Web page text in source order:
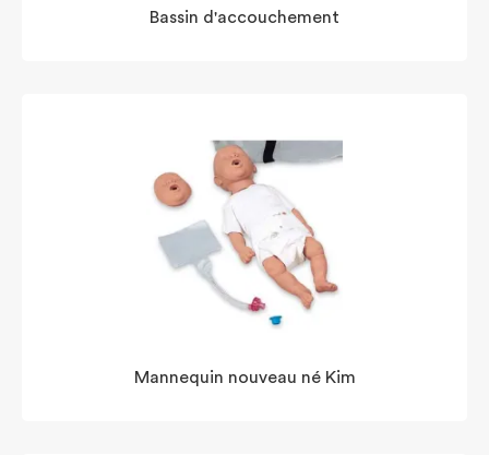
Bassin d'accouchement
Mannequin nouveau né Kim